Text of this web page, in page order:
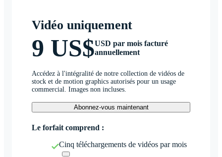
Vidéo uniquement
9 US$USD par mois facturé
annuellement
Accédez à l'intégralité de notre collection de vidéos de
stock et de motion graphics autorisés pour un usage
commercial. Images non incluses.
Abonnez-vous maintenant
Le forfait comprend :
Cinq téléchargements de vidéos par mois